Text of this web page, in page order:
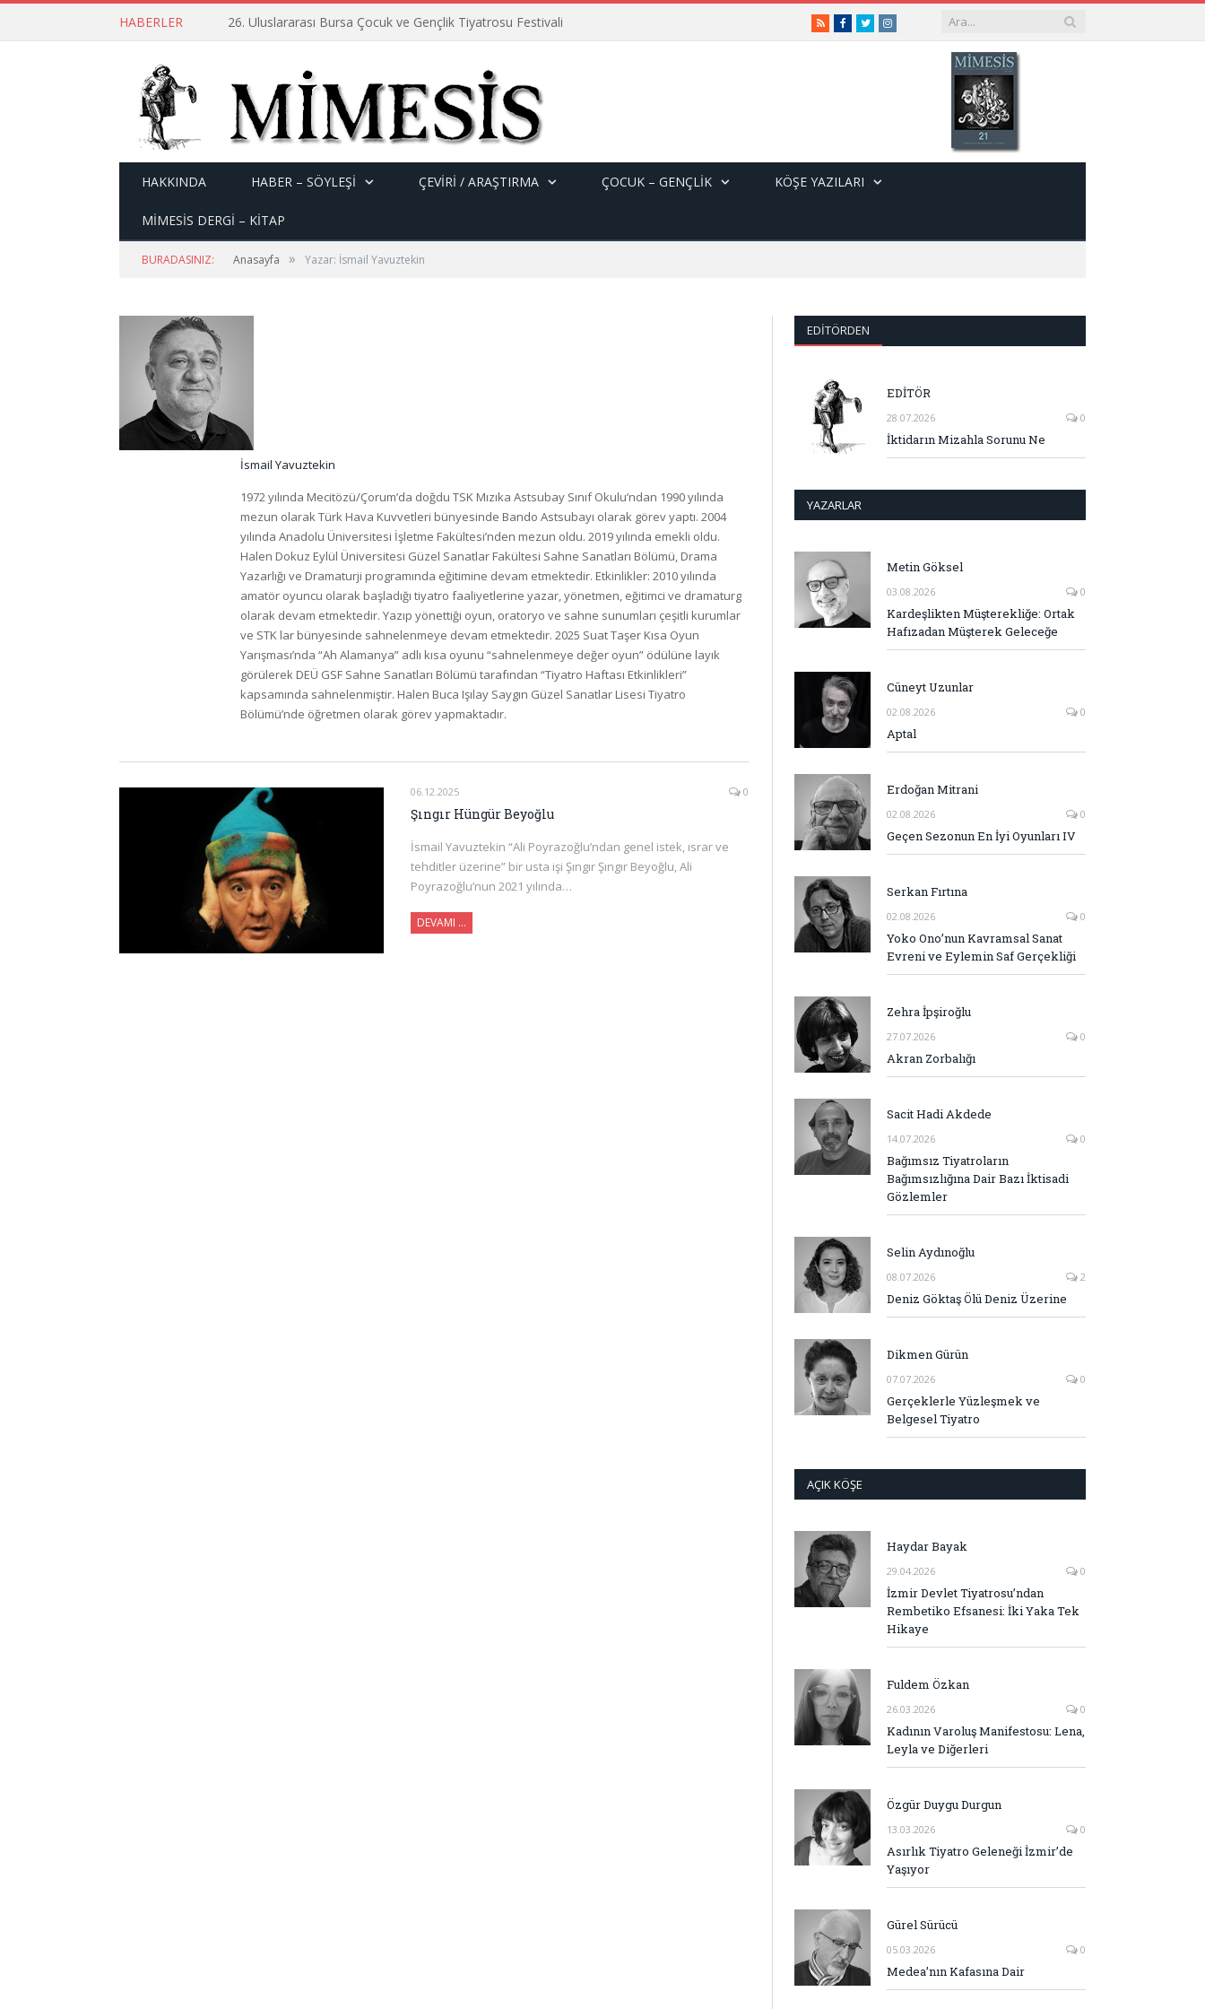
HABERLER 26. Uluslararası Bursa Çocuk ve Gençlik Tiyatrosu Festivali RSSFacebook
TwitterInstagram
HAKKINDA HABER – SÖYLEŞI ÇEVİRİ / ARAŞTIRMA ÇOCUK – GENÇLIK KÖŞE YAZILARI
MİMESİS DERGİ – KİTAP
BURADASINIZ: Anasayfa » Yazar: İsmail Yavuztekin
İsmail Yavuztekin
1972 yılında Mecitözü/Çorum’da doğdu TSK Mızıka Astsubay Sınıf Okulu’ndan 1990 yılında
mezun olarak Türk Hava Kuvvetleri bünyesinde Bando Astsubayı olarak görev yaptı. 2004
yılında Anadolu Üniversitesi İşletme Fakültesi’nden mezun oldu. 2019 yılında emekli oldu.
Halen Dokuz Eylül Üniversitesi Güzel Sanatlar Fakültesi Sahne Sanatları Bölümü, Drama
Yazarlığı ve Dramaturji programında eğitimine devam etmektedir. Etkinlikler: 2010 yılında
amatör oyuncu olarak başladığı tiyatro faaliyetlerine yazar, yönetmen, eğitimci ve dramaturg
olarak devam etmektedir. Yazıp yönettiği oyun, oratoryo ve sahne sunumları çeşitli kurumlar
ve STK lar bünyesinde sahnelenmeye devam etmektedir. 2025 Suat Taşer Kısa Oyun
Yarışması’nda “Ah Alamanya” adlı kısa oyunu “sahnelenmeye değer oyun” ödülüne layık
görülerek DEÜ GSF Sahne Sanatları Bölümü tarafından “Tiyatro Haftası Etkinlikleri”
kapsamında sahnelenmiştir. Halen Buca Işılay Saygın Güzel Sanatlar Lisesi Tiyatro
Bölümü’nde öğretmen olarak görev yapmaktadır.
06.12.2025 0
Şıngır Hüngür Beyoğlu
İsmail Yavuztekin “Ali Poyrazoğlu’ndan genel istek, ısrar ve
tehditler üzerine” bir usta işi Şıngır Şıngır Beyoğlu, Ali
Poyrazoğlu’nun 2021 yılında…
DEVAMI …
EDITÖRDEN
EDİTÖR
28.07.2026 0
İktidarın Mizahla Sorunu Ne
YAZARLAR
Metin Göksel
03.08.2026 0
Kardeşlikten Müşterekliğe: Ortak
Hafızadan Müşterek Geleceğe
Cüneyt Uzunlar
02.08.2026 0
Aptal
Erdoğan Mitrani
02.08.2026 0
Geçen Sezonun En İyi Oyunları IV
Serkan Fırtına
02.08.2026 0
Yoko Ono’nun Kavramsal Sanat
Evreni ve Eylemin Saf Gerçekliği
Zehra İpşiroğlu
27.07.2026 0
Akran Zorbalığı
Sacit Hadi Akdede
14.07.2026 0
Bağımsız Tiyatroların
Bağımsızlığına Dair Bazı İktisadi
Gözlemler
Selin Aydınoğlu
08.07.2026 2
Deniz Göktaş Ölü Deniz Üzerine
Dikmen Gürün
07.07.2026 0
Gerçeklerle Yüzleşmek ve
Belgesel Tiyatro
AÇIK KÖŞE
Haydar Bayak
29.04.2026 0
İzmir Devlet Tiyatrosu’ndan
Rembetiko Efsanesi: İki Yaka Tek
Hikaye
Fuldem Özkan
26.03.2026 0
Kadının Varoluş Manifestosu: Lena,
Leyla ve Diğerleri
Özgür Duygu Durgun
13.03.2026 0
Asırlık Tiyatro Geleneği İzmir’de
Yaşıyor
Gürel Sürücü
05.03.2026 0
Medea’nın Kafasına Dair